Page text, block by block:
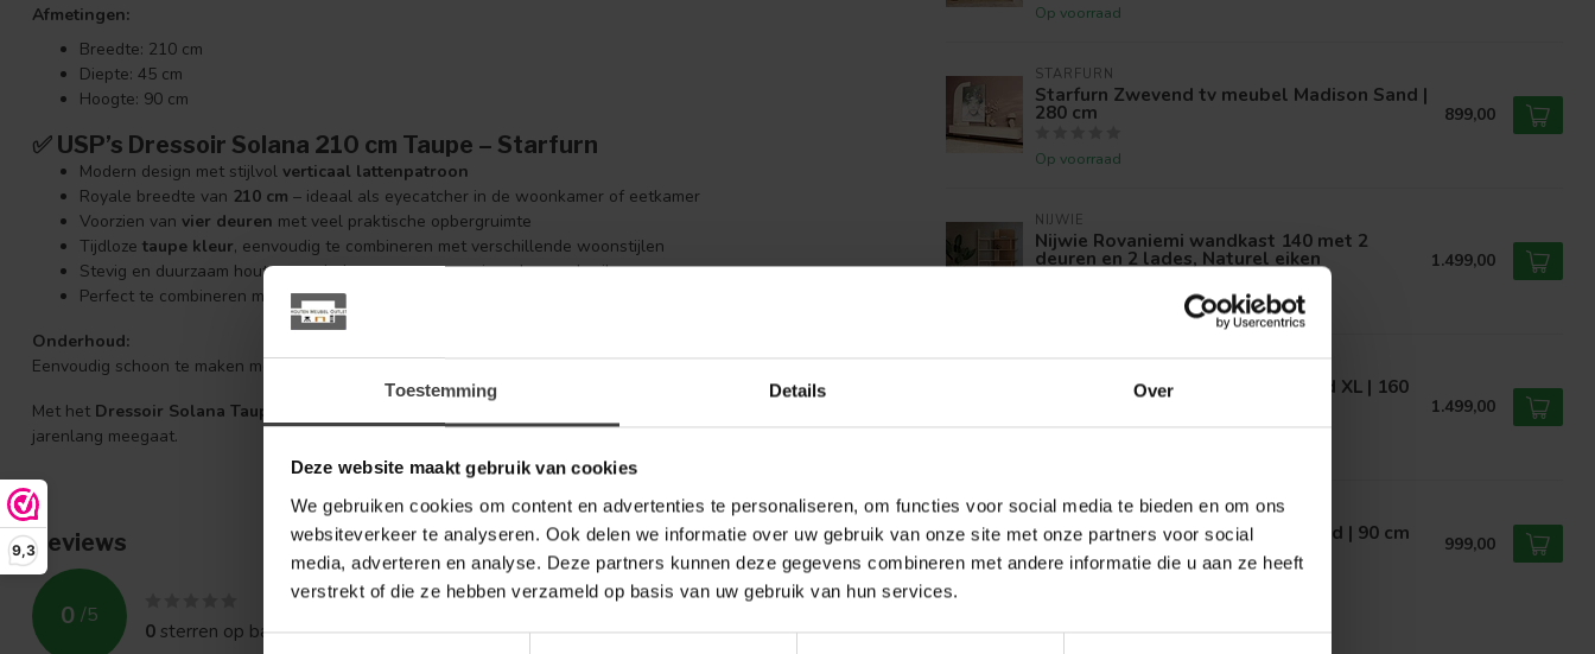
Toestemming Details Over
Deze website maakt gebruik van cookies
We gebruiken cookies om content en advertenties te personaliseren, om functies voor social media te bieden en om ons
websiteverkeer te analyseren. Ook delen we informatie over uw gebruik van onze site met onze partners voor social
media, adverteren en analyse. Deze partners kunnen deze gegevens combineren met andere informatie die u aan ze heeft
verstrekt of die ze hebben verzameld op basis van uw gebruik van hun services.
9,3
Afmetingen:
Breedte: 210 cm
Diepte: 45 cm
Hoogte: 90 cm
✅ USP’s Dressoir Solana 210 cm Taupe – Starfurn
Modern design met stijlvol verticaal lattenpatroon
Royale breedte van 210 cm – ideaal als eyecatcher in de woonkamer of eetkamer
Voorzien van vier deuren met veel praktische opbergruimte
Tijdloze taupe kleur, eenvoudig te combineren met verschillende woonstijlen
Stevig en duurzaam houten meubel, ontworpen voor jarenlang gebruik
Perfect te combineren met andere meubels uit de
Onderhoud:
Eenvoudig schoon te maken met een lichtvochtige doek.
Met het Dressoir Solana Taupe van Starfurn
jarenlang meegaat.
Reviews
0 /5
0sterren op basis van0beoordelingen
Op voorraad
STARFURN
Starfurn Zwevend tv meubel Madison Sand |
280 cm
Op voorraad
899,00
NIJWIE
Nijwie Rovaniemi wandkast 140 met 2
deuren en 2 lades, Naturel eiken 1.499,00
Starfurn Vakkenkast Brussel Sand XL | 160
1.499,00
STARFURN
Starfurn Vakkenkast Madison Sand | 90 cm 999,00